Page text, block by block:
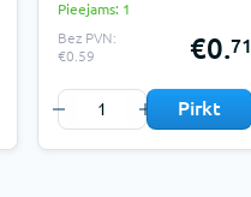
Pieejams: 1
Bez PVN:
€0.59
€0.71
Pirkt